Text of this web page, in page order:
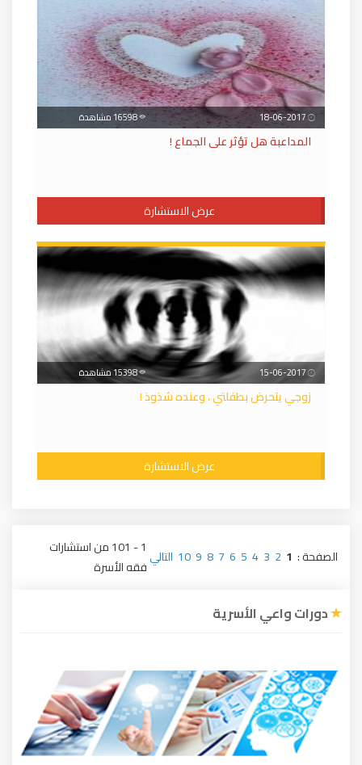
المداعبة هل تؤثر على الجماع !
عرض الاستشارة
15398 مشاهدة
زوجي يتحرض بطفلتي ، وعنده شذوذ !
عرض الاستشارة
الصفحة : 1
2
3
4
5
6
7
8
9
10 التالي
1 - 101 من استشارات
فقه الأسرة
دورات واعي الأسرية